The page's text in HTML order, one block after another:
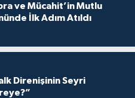
ve Mücahit’in Mutlu
İlk Adım Atıldı
Direnişinin Seyri